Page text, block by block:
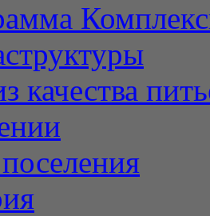
качества